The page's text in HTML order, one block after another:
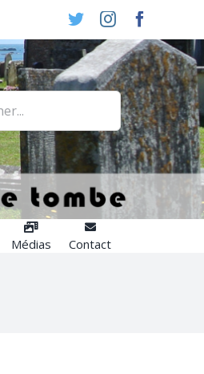
TwitterInstagram
Médias Contact